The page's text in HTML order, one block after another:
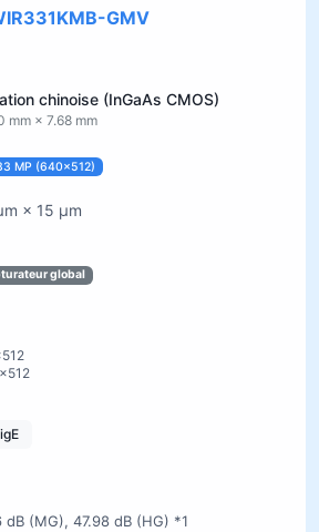
GMV
chinoise (InGaAs CMOS)
mm × 7.68 mm
MP (640×512)
× 15 µm
global
dB (MG), 47.98 dB (HG) *1